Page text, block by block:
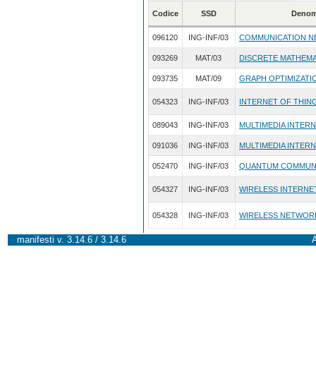
Codice SSD
096120 ING-INF/03 COMMUNICATION
093269 MAT/03 DISCRETE
093735 MAT/09 GRAPH
054323 ING-INF/03 INTERNET OF
089043 ING-INF/03 MULTIMEDIA
091036 ING-INF/03 MULTIMEDIA
052470 ING-INF/03 QUANTUM
054327 ING-INF/03 WIRELESS
054328 ING-INF/03 WIRELESS
manifesti v. 3.14.6 / 3.14.6